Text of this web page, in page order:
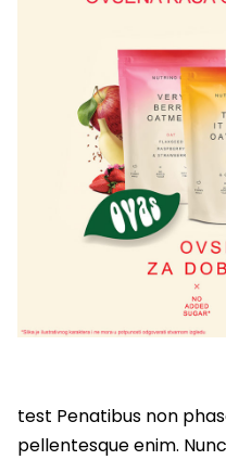
test Penatibus non
pellentesque enim.